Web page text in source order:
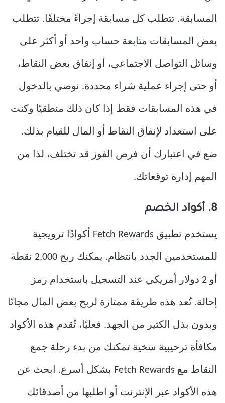
المسابقة. تتطلب كل مسابقة إجراءً مختلفًا. تتطلب
بعض المسابقات متابعة حساب واحد أو أكثر على
وسائل التواصل الاجتماعي، أو إنفاق بعض النقاط،
أو حتى إجراء عملية شراء محددة. نوصي بالدخول
في هذه المسابقات فقط إذا كان ذلك منطقيًا وكنت
على استعداد لإنفاق النقاط أو المال للقيام بذلك.
ضع في اعتبارك أن فرص الفوز قد تختلف، لذا من
المهم إدارة توقعاتك.
8. أكواد الخصم
يستخدم تطبيق Fetch Rewards أكوادًا ترويجية
للمستخدمين الجدد بانتظام. يمكنك ربح 2,000 نقطة
أو 2 دولار أمريكي عند التسجيل باستخدام رمز
إحالة. تُعد هذه طريقة ممتازة لربح بعض المال مجانًا
وبدون بذل الكثير من الجهد. فعليًا، تُقدم هذه الأكواد
مكافأة ترحيبية سخية تمكنك من بدء رحلة جمع
النقاط مع Fetch Rewards بشكل أسرع. ابحث عن
هذه الأكواد عبر الإنترنت أو اطلبها من أصدقائك